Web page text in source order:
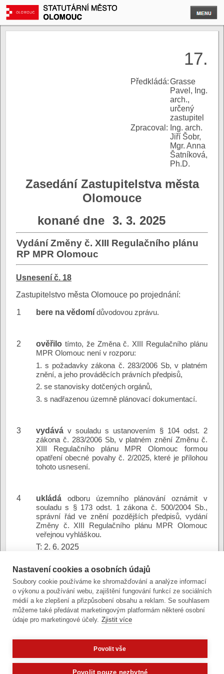
17.
Předkládá:Grasse
Pavel, Ing.
arch.,
určený
zastupitel
Zpracoval: Ing. arch.
Jiří Šobr,
Mgr. Anna
Šatníková,
Ph.D.
Zasedání Zastupitelstva města
Olomouce
konané dne 3. 3. 2025
Vydání Změny č. XIII Regulačního plánu
RP MPR Olomouc
Usnesení č. 18
Zastupitelstvo města Olomouce po projednání:
1 bere na vědomí důvodovou zprávu.
2 ověřilo tímto, že Změna č. XIII Regulačního plánu
MPR Olomouc není v rozporu:
1. s požadavky zákona č. 283/2006 Sb, v platném
znění, a jeho prováděcích právních předpisů,
2. se stanovisky dotčených orgánů,
3. s nadřazenou územně plánovací dokumentací.
3 vydává v souladu s ustanovením § 104 odst. 2
zákona č. 283/2006 Sb, v platném znění Změnu č.
XIII Regulačního plánu MPR Olomouc formou
opatření obecné povahy č. 2/2025, které je přílohou
tohoto usnesení.
4 ukládá odboru územního plánování oznámit v
souladu s § 173 odst. 1 zákona č. 500/2004 Sb.,
správní řád ve znění pozdějších předpisů, vydání
Změny č. XIII Regulačního plánu MPR Olomouc
veřejnou vyhláškou.
T: 2. 6. 2025
Důvodová
zpráva:
vydání změny č.
XIII RP MPR - DZ ZMO
(stránkový dokument)
Nastavení cookies a osobních údajů
Soubory cookie používáme ke shromažďování a analýze informací
o výkonu a používání webu, zajištění fungování funkcí ze sociálních
médií a ke zlepšení a přizpůsobení obsahu a reklam. Se souhlasem
můžeme také předávat marketingovým platformám některé osobní
údaje pro marketingové účely. Zjistit více
Povolit vše
Povolit pouze nezbytné
Potřebujete poradit?Zeptejte se našeho asistenta
Oldy.